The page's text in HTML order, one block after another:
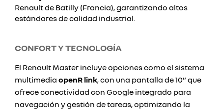
Renault de Batilly (Francia), garantizando altos
estándares de calidad industrial.
CONFORT Y TECNOLOGÍA
El Renault Master incluye opciones como el sistema
multimedia openR link, con una pantalla de 10” que
ofrece conectividad con Google integrado para
navegación y gestión de tareas, optimizando la